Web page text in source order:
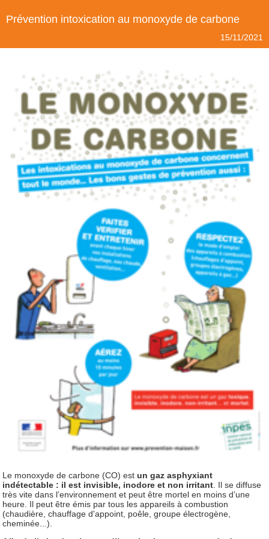
Prévention intoxication au monoxyde de carbone
15/11/2021
Le monoxyde de carbone (CO) estun gaz asphyxiant
indétectable : il est invisible, inodore et non irritant . Il se diffuse
très vite dans l’environnement et peut être mortel en moins d’une
heure. Il peut être émis par tous les appareils à combustion
(chaudière, chauffage d'appoint, poêle, groupe électrogène,
cheminée...).